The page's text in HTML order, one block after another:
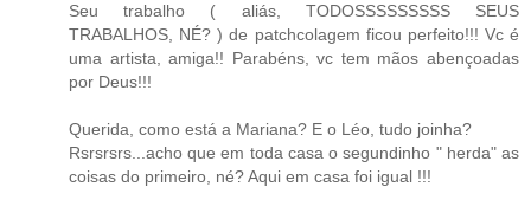
Seu trabalho ( aliás, TODOSSSSSSSSS SEUS
TRABALHOS, NÉ? ) de patchcolagem ficou perfeito!!! Vc é
uma artista, amiga!! Parabéns, vc tem mãos abençoadas
por Deus!!!
Querida, como está a Mariana? E o Léo, tudo joinha?
Rsrsrsrs...acho que em toda casa o segundinho " herda" as
coisas do primeiro, né? Aqui em casa foi igual !!!